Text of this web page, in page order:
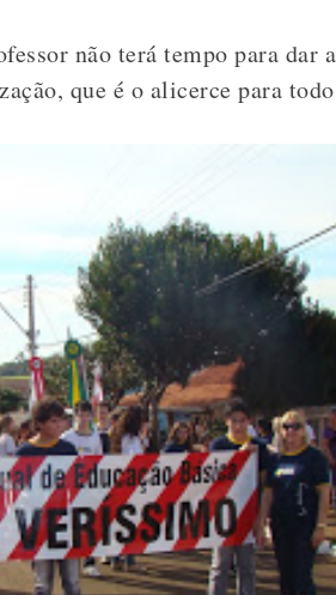
não terá tempo para dar
que é o alicerce para